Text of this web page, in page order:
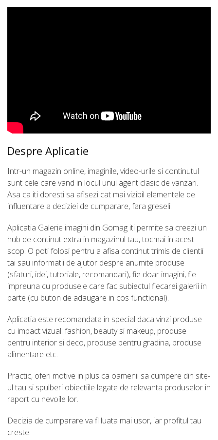
Despre Aplicatie
Intr-un magazin online, imaginile, video-urile si continutul
sunt cele care vand in locul unui agent clasic de vanzari.
Asa ca iti doresti sa afisezi cat mai vizibil elementele de
influentare a deciziei de cumparare, fara greseli.
Aplicatia Galerie imagini din Gomag iti permite sa creezi un
hub de continut extra in magazinul tau, tocmai in acest
scop. O poti folosi pentru a afisa continut trimis de clientii
tai sau informatii de ajutor despre anumite produse
(sfaturi, idei, tutoriale, recomandari), fie doar imagini, fie
impreuna cu produsele care fac subiectul fiecarei galerii in
parte (cu buton de adaugare in cos functional).
Aplicatia este recomandata in special daca vinzi produse
cu impact vizual: fashion, beauty si makeup, produse
pentru interior si deco, produse pentru gradina, produse
alimentare etc.
Practic, oferi motive in plus ca oamenii sa cumpere din site-
ul tau si spulberi obiectiile legate de relevanta produselor in
raport cu nevoile lor.
Decizia de cumparare va fi luata mai usor, iar profitul tau
creste.